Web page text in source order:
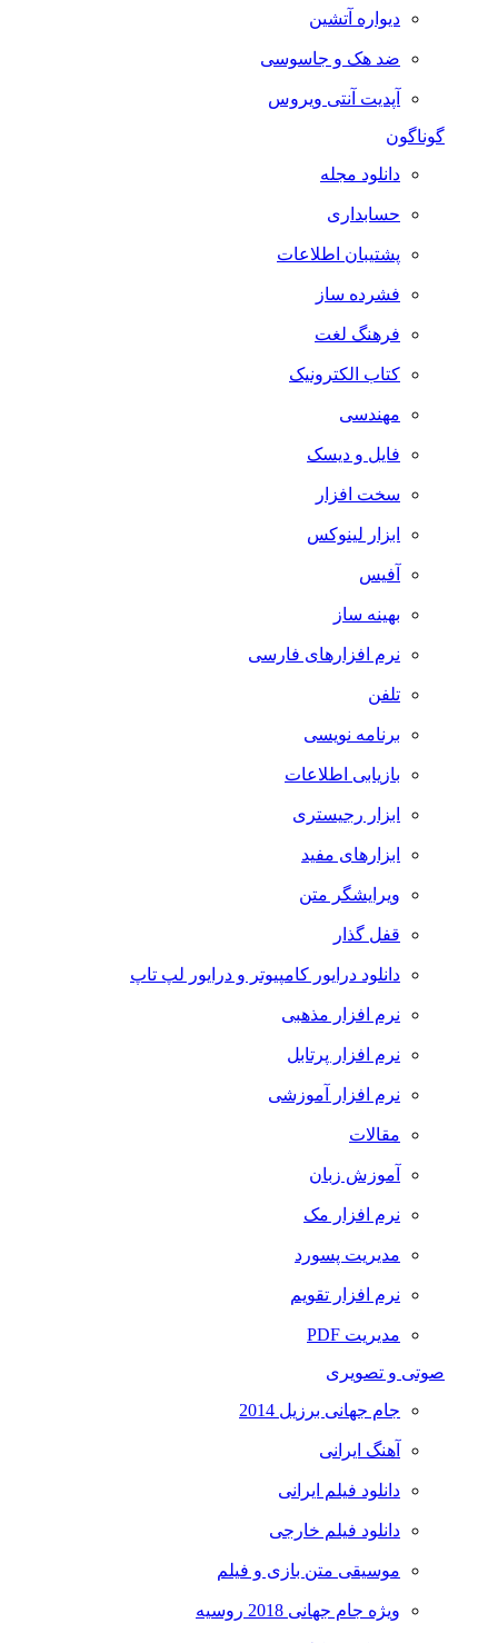
دیواره آتشین
ضد هک و جاسوسی
آپدیت آنتی ویروس
گوناگون
دانلود مجله
حسابداری
پشتیبان اطلاعات
فشرده ساز
فرهنگ لغت
کتاب الکترونیک
مهندسی
فایل و دیسک
سخت افزار
ابزار لینوکس
آفیس
بهینه ساز
نرم افزارهای فارسی
تلفن
برنامه نویسی
بازیابی اطلاعات
ابزار رجیستری
ابزارهای مفید
ویرایشگر متن
قفل گذار
دانلود درایور کامپیوتر و درایور لپ تاپ
نرم افزار مذهبی
نرم افزار پرتابل
نرم افزار آموزشی
مقالات
آموزش زبان
نرم افزار مک
مدیریت پسورد
نرم افزار تقویم
مدیریت PDF
صوتی و تصویری
جام جهانی برزیل 2014
آهنگ ایرانی
دانلود فیلم ایرانی
دانلود فیلم خارجی
موسیقی متن بازی و فیلم
ویژه جام جهانی 2018 روسیه